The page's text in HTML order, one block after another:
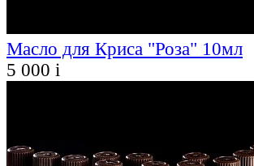
Масло для Криса "Роза" 10мл
5 000 i